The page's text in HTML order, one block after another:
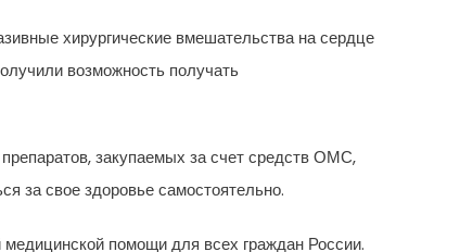
хирургические вмешательства на сердце
возможность получать
закупаемых за счет средств ОМС,
за свое здоровье самостоятельно.
помощи для всех граждан России.